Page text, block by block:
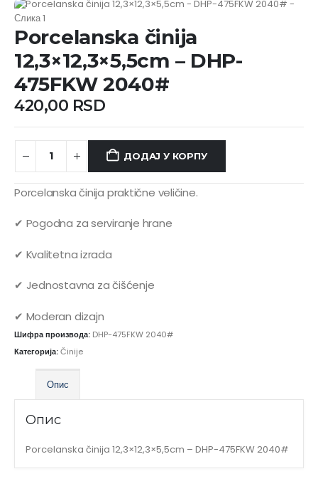
Porcelanska činija
12,3×12,3×5,5cm – DHP-
475FKW 2040#
420,00 RSD
ДОДАЈ У КОРПУ
Porcelanska činija praktične veličine.
✔ Pogodna za serviranje hrane
✔ Kvalitetna izrada
✔ Jednostavna za čišćenje
✔ Moderan dizajn
Шифра производа: DHP-475FKW 2040#
Категорија:Činije
Опис
Опис
Porcelanska činija 12,3×12,3×5,5cm – DHP-475FKW 2040#